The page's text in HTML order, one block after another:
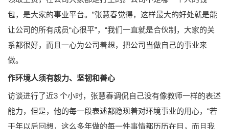
包，是大家的事业平台。”张慧春觉得，这样最大的好处就是能
让公司的所有成员“心很平”，“我们一直就是合伙制，大家的关
系都很好，而且一心为公司着想，把公司当做自己的事业来
做。
作环境人须有毅力、坚韧和善心
访谈进行了近3 个小时，张慧春调侃自己没有像教师一样的表述
能力，但是，他的每一段表述都隐现着对环境事业的用心，“若
干年以后回想，这么多年做的每一件事情都历历在目，而且我